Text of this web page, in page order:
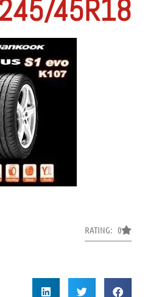
245/45R18
RATING: 0